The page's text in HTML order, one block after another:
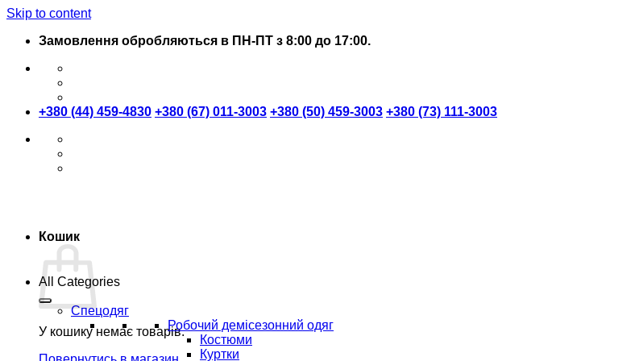
Skip to content
Замовлення обробляються в ПН-ПТ з 8:00 до 17:00.
+380 (44) 459-4830 +380 (67) 011-3003 +380 (50) 459-3003 +380 (73) 111-3003
Кошик
У кошику немає товарів.
All Categories
Спецодяг
Робочий демісезонний одяг
Костюми
Куртки